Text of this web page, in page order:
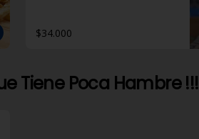
$34.000
Tiene Poca Hambre !!!